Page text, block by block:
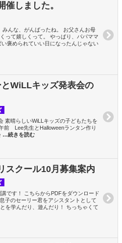
しました。
んな、がんばったね。 お父さんお母
って嬉しくって。 やっぱり、パパママ
褒められていい日になったんじゃない
WiLLキッズ発表会の
素晴らしいWiLLキッズの子どもたちを
前 Lee先生とHalloweenランタン作り
…続きを読む
スクール10月募集案内
です！ こちらからPDFをダウンロード
子のセーリー君をアシスタントとして
を学んだり、遊んだり！ ちっちゃくて